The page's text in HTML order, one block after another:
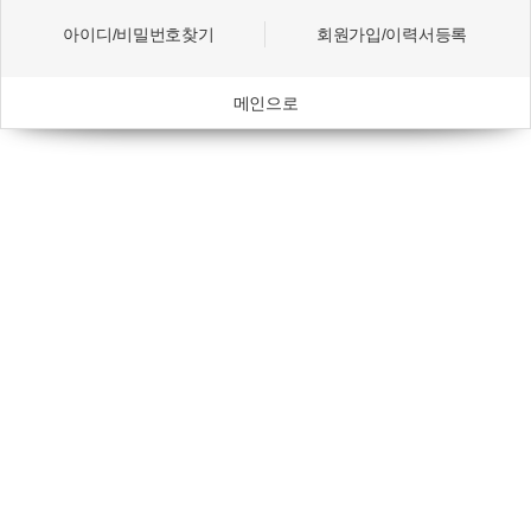
아이디/비밀번호찾기 회원가입/이력서등록
메인으로